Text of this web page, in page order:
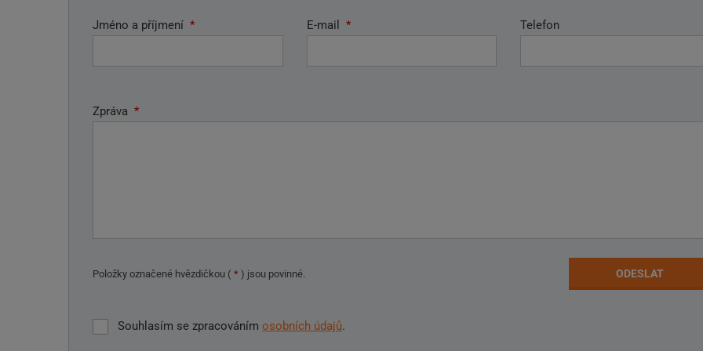
Jméno a příjmení * E-mail * Telefon
Zpráva *
Položky označené hvězdičkou ( * ) jsou povinné. ODESLAT
Souhlasím
Souhlasím se zpracováním osobních údajů.